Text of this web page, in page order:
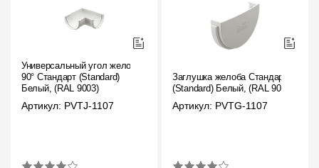
Универсальный угол желоба
90° Стандарт (Standard)
Белый, (RAL 9003)
Артикул: PVTJ-1107
Заглушка желоба Стандарт
(Standard) Белый, (RAL 9003)
Артикул: PVTG-1107